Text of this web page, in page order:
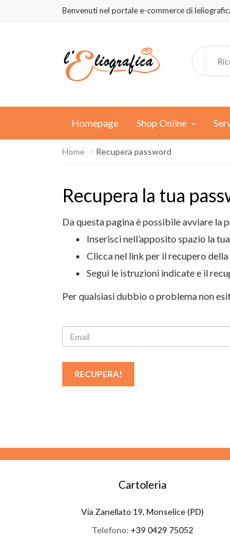
Benvenuti nel portale e-commerce di
Homepage Shop Online
Home Recupera password
Recupera la tua
Da questa pagina è possibile avviare la
Inserisci nell’apposito spazio la
Clicca nel link per il recupero
Segui le istruzioni indicate e il
Per qualsiasi dubbio o problema non
RECUPERA!
Cartoleria
Via Zanellato 19, Monselice (PD)
Telefono: +39 0429 75052